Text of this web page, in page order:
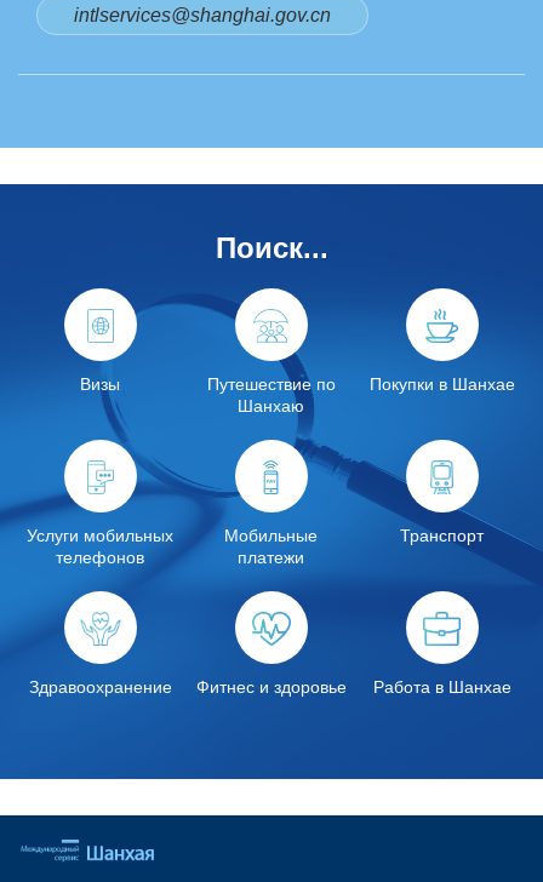
intlservices@shanghai.gov.cn
Поиск...
Визы
Путешествие по
Шанхаю
Покупки в Шанхае
Услуги мобильных
телефонов
Мобильные
платежи
Транспорт
Здравоохранение Фитнес и здоровье Работа в Шанхае